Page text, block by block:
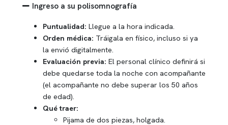
Ingreso a su polisomnografía
Puntualidad: Llegue a la hora indicada.
Orden médica: Tráigala en físico, incluso si ya
la envió digitalmente.
Evaluación previa: El personal clínico definirá si
debe quedarse toda la noche con acompañante
(el acompañante no debe superar los 50 años
de edad).
Qué traer:
Pijama de dos piezas, holgada.